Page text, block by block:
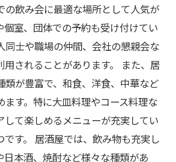
の飲み会に最適な場所として人気が
個室、団体での予約も受け付けてい
同士や職場の仲間、会社の懇親会な
用されることがあります。 また、居
類が豊富で、和食、洋食、中華など
ます。特に大皿料理やコース料理な
して楽しめるメニューが充実してい
です。 居酒屋では、飲み物も充実し
日本酒、焼酎など様々な種類があ